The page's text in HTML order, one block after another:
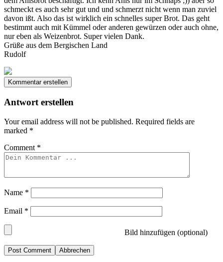
schmeckt es auch sehr gut und und schmerzt nicht wenn man zuviel
davon ißt. Also das ist wirklich ein schnelles super Brot. Das geht
bestimmt auch mit Kümmel oder anderen gewürzen oder auch ohne,
nur eben als Weizenbrot. Super vielen Dank.
Grüße aus dem Bergischen Land
Rudolf
Kommentar erstellen
Antwort erstellen
Your email address will not be published. Required fields are
marked *
Comment *
Name *
Email *
Bild hinzufügen (optional)
Abbrechen